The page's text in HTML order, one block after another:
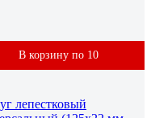
В корзину по 10